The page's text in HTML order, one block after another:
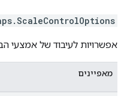
.ScaleControlOptions
אפשרויות לעיבוד של אמצעי
מאפיינים